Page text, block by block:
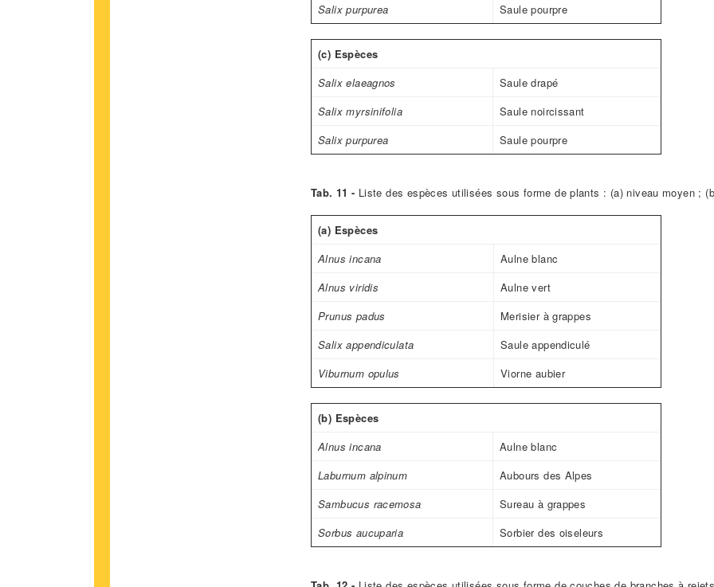
Salix purpurea
Saule pourpre
(c) Espèces
Salix elaeagnos
Saule drapé
Salix myrsinifolia
Saule noircissant
Salix purpurea
Saule pourpre
Tab. 11 - Liste des espèces utilisées sous forme de plants : (a) niveau moyen ;
(a) Espèces
Alnus incana
Aulne blanc
Alnus viridis
Aulne vert
Prunus padus
Merisier à grappes
Salix appendiculata
Saule appendiculé
Viburnum opulus
Viorne aubier
(b) Espèces
Alnus incana
Aulne blanc
Laburnum alpinum
Aubours des Alpes
Sambucus racemosa
Sureau à grappes
Sorbus aucuparia
Sorbier des oiseleurs